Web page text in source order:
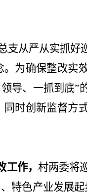
支从严从实抓好
为确保整改实
导、一抓到底”
时创新监督方
作， 村两委将
特色产业发展